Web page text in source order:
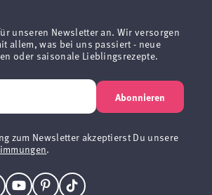
unseren Newsletter an. Wir versorgen
allem, was bei uns passiert - neue
oder saisonale Lieblingsrezepte.
Abonnieren
zum Newsletter akzeptierst Du unsere
.